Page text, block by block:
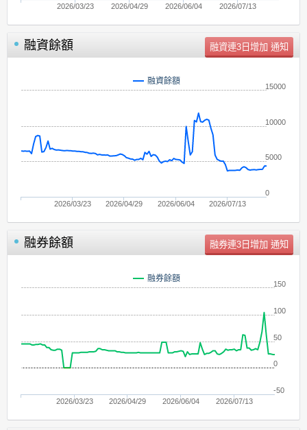
2026/03/23 2026/04/29 2026/06/04 2026/07/13
融資餘額 單位：張
融資餘額
2026/03/23 2026/04/29 2026/06/04 2026/07/13
5000
10000
0
15000
融券餘額 單位：張
融券餘額
2026/03/23 2026/04/29 2026/06/04 2026/07/13
-50
0
50
100
150